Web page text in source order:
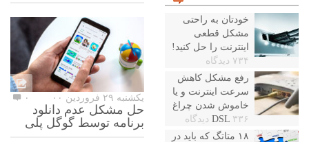
خودتان به راحتی
مشکل قطعی
اینترنت را حل کنید!
۷۳۴ دیدگاه
رفع مشکل کاهش
سرعت اینترنت و یا
خاموش شدن چراغ
DSL ۳۳۶ دیدگاه
۱۸ متاتگ که باید در
یکشنبه ۲۹ فروردین ۰۰ ۰
حل مشکل عدم دانلود
برنامه توسط گوگل پلی